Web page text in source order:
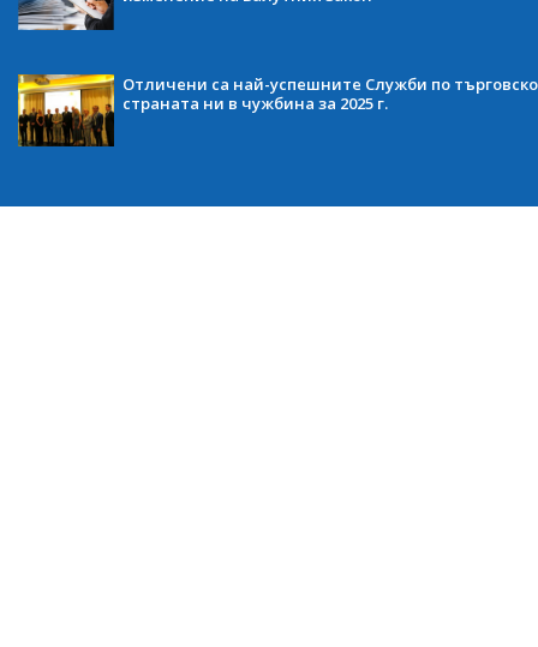
Отличени са най-успешните Служби по
страната ни в чужбина за 2025 г.